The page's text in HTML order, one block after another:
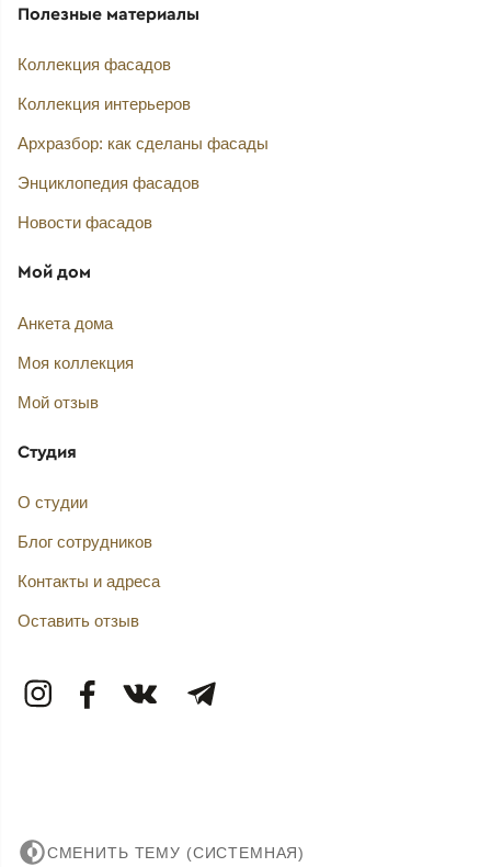
Полезные материалы
Коллекция фасадов
Коллекция интерьеров
Архразбор: как сделаны фасады
Энциклопедия фасадов
Новости фасадов
Мой дом
Анкета дома
Моя коллекция
Мой отзыв
Студия
О студии
Блог сотрудников
Контакты и адреса
Оставить отзыв
СМЕНИТЬ ТЕМУ (СИСТЕМНАЯ)